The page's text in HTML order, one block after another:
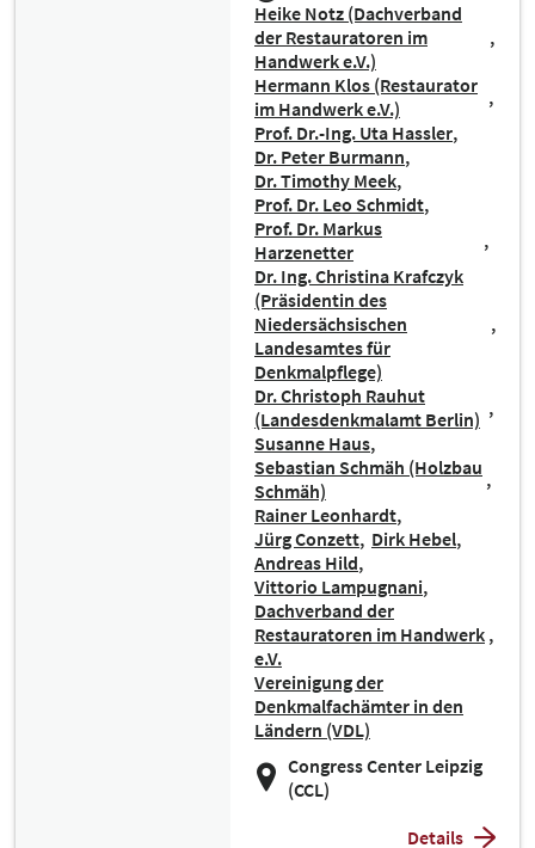
Heike Notz (Dachverband
der Restauratoren im
Handwerk e.V.)
Hermann Klos (Restaurator
im Handwerk e.V.)
Prof. Dr.-Ing. Uta Hassler
Dr. Peter Burmann
Dr. Timothy Meek
Prof. Dr. Leo Schmidt
Prof. Dr. Markus
Harzenetter
Dr. Ing. Christina Krafczyk
(Präsidentin des
Niedersächsischen
Landesamtes für
Denkmalpflege)
Dr. Christoph Rauhut
(Landesdenkmalamt Berlin)
Susanne Haus
Sebastian Schmäh (Holzbau
Schmäh)
Rainer Leonhardt
Jürg Conzett Dirk Hebel
Andreas Hild
Vittorio Lampugnani
Dachverband der
Restauratoren im Handwerk
e.V.
Vereinigung der
Denkmalfachämter in den
Ländern (VDL)
Congress Center Leipzig
(CCL)
Details